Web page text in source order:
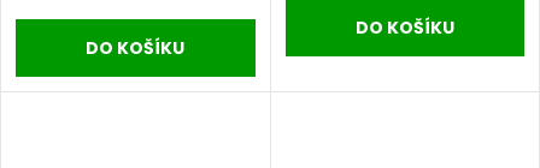
DO KOŠÍKU
DO KOŠÍKU